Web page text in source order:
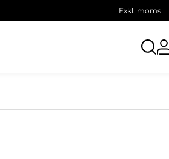
Exkl. moms